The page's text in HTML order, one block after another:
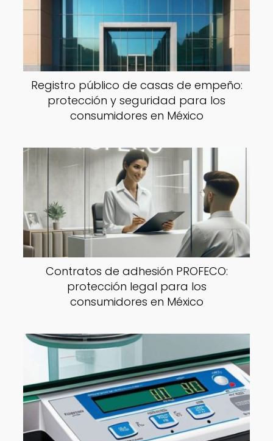
Registro público de casas de empeño:
protección y seguridad para los
consumidores en México
Contratos de adhesión PROFECO:
protección legal para los
consumidores en México